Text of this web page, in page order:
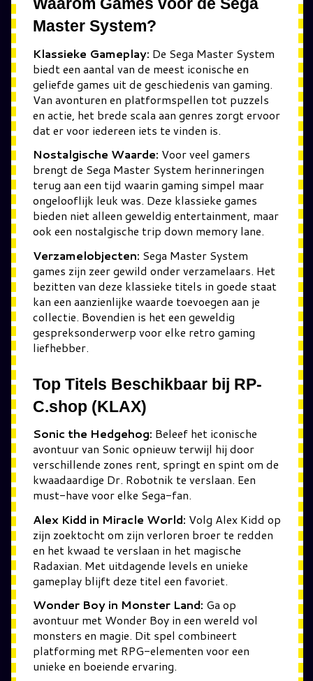
Master System?
Klassieke Gameplay: De Sega Master System
biedt een aantal van de meest iconische en
geliefde games uit de geschiedenis van gaming.
Van avonturen en platformspellen tot puzzels
en actie, het brede scala aan genres zorgt ervoor
dat er voor iedereen iets te vinden is.
Nostalgische Waarde: Voor veel gamers
brengt de Sega Master System herinneringen
terug aan een tijd waarin gaming simpel maar
ongelooflijk leuk was. Deze klassieke games
bieden niet alleen geweldig entertainment, maar
ook een nostalgische trip down memory lane.
Verzamelobjecten: Sega Master System
games zijn zeer gewild onder verzamelaars. Het
bezitten van deze klassieke titels in goede staat
kan een aanzienlijke waarde toevoegen aan je
collectie. Bovendien is het een geweldig
gespreksonderwerp voor elke retro gaming
liefhebber.
Top Titels Beschikbaar bij RP-
C.shop (KLAX)
Sonic the Hedgehog: Beleef het iconische
avontuur van Sonic opnieuw terwijl hij door
verschillende zones rent, springt en spint om de
kwaadaardige Dr. Robotnik te verslaan. Een
must-have voor elke Sega-fan.
Alex Kidd in Miracle World: Volg Alex Kidd op
zijn zoektocht om zijn verloren broer te redden
en het kwaad te verslaan in het magische
Radaxian. Met uitdagende levels en unieke
gameplay blijft deze titel een favoriet.
Wonder Boy in Monster Land: Ga op
avontuur met Wonder Boy in een wereld vol
monsters en magie. Dit spel combineert
platforming met RPG-elementen voor een
unieke en boeiende ervaring.